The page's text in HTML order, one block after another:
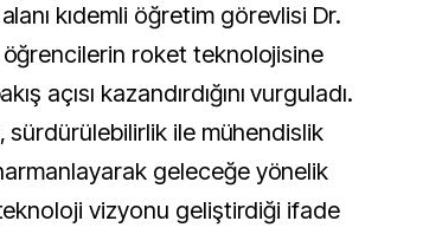
kıdemli öğretim görevlisi Dr.
öğrencilerin roket teknolojisine
açısı kazandırdığını vurguladı.
sürdürülebilirlik ile mühendislik
geleceğe yönelik
vizyonu geliştirdiği ifade